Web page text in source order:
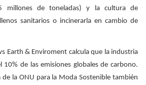
millones de toneladas) y la cultura de
sanitarios o incinerarla en cambio de
Earth & Enviroment calcula que la industria
10% de las emisiones globales de carbono.
de la ONU para la Moda Sostenible también